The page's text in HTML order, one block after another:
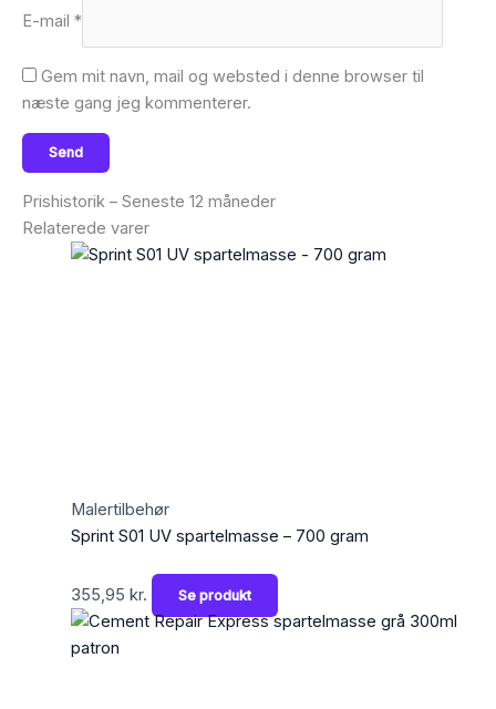
E-mail *
Gem mit navn, mail og websted i denne browser til
næste gang jeg kommenterer.
Prishistorik – Seneste 12 måneder
Relaterede varer
Malertilbehør
Sprint S01 UV spartelmasse – 700 gram
355,95 kr. Se produkt